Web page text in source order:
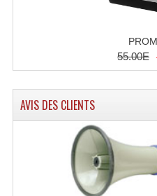
Filtres
Lampes
Ampoules - Tubes
Lampes À
55.00E
AVIS DES CLIENTS